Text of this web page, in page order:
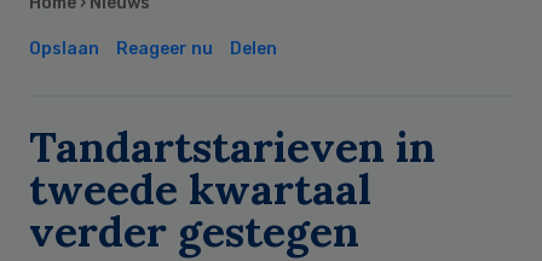
Opslaan Reageer nu Delen
Tandartstarieven in
tweede kwartaal
verder gestegen